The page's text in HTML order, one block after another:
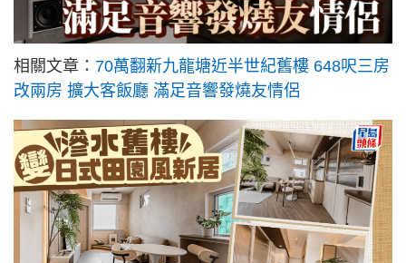
相關文章： 70萬翻新九龍塘近半世紀舊樓 648呎三房
改兩房 擴大客飯廳 滿足音響發燒友情侶